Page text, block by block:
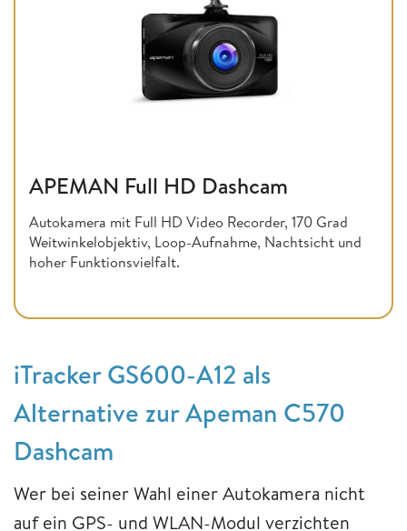
APEMAN Full HD Dashcam
Autokamera mit Full HD Video Recorder, 170 Grad
Weitwinkelobjektiv, Loop-Aufnahme, Nachtsicht und
hoher Funktionsvielfalt.
iTracker GS600-A12 als
Alternative zur Apeman C570
Dashcam
Wer bei seiner Wahl einer Autokamera nicht
auf ein GPS- und WLAN-Modul verzichten